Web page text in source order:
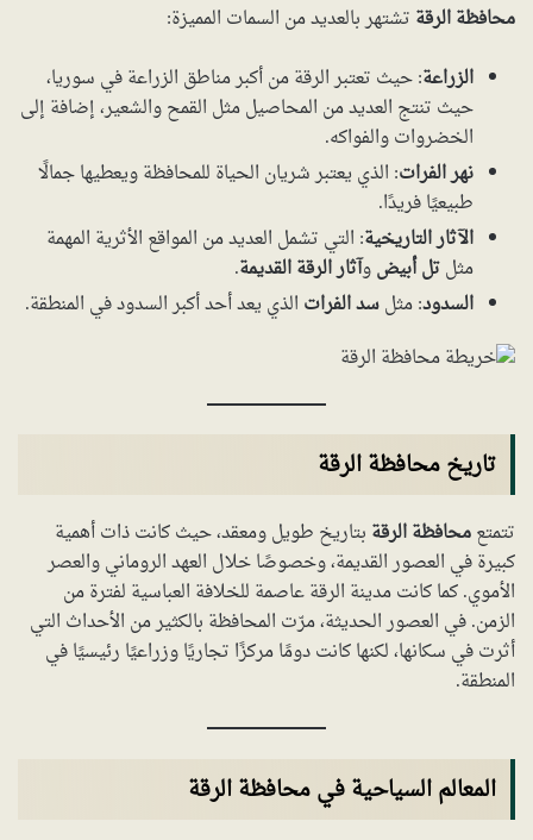
محافظة الرقة تشتهر بالعديد من السمات المميزة:
الزراعة: حيث تعتبر الرقة من أكبر مناطق الزراعة في سوريا،
حيث تنتج العديد من المحاصيل مثل القمح والشعير، إضافة إلى
الخضروات والفواكه.
نهر الفرات: الذي يعتبر شريان الحياة للمحافظة ويعطيها جمالًا
طبيعيًا فريدًا.
الآثار التاريخية: التي تشمل العديد من المواقع الأثرية المهمة
مثلتل أبيضوآثار الرقة القديمة.
السدود: مثلسد الفرات الذي يعد أحد أكبر السدود في المنطقة.
تاريخ محافظة الرقة
تتمتعمحافظة الرقة بتاريخ طويل ومعقد، حيث كانت ذات أهمية
كبيرة في العصور القديمة، وخصوصًا خلال العهد الروماني والعصر
الأموي. كما كانت مدينة الرقة عاصمة للخلافة العباسية لفترة من
الزمن. في العصور الحديثة، مرّت المحافظة بالكثير من الأحداث التي
أثرت في سكانها، لكنها كانت دومًا مركزًا تجاريًا وزراعيًا رئيسيًا في
المنطقة.
المعالم السياحية في محافظة الرقة